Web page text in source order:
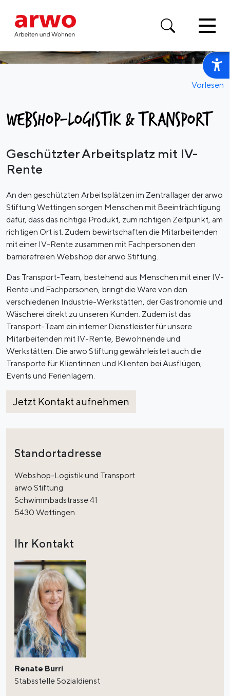
Vorlesen
WEBSHOP-LOGISTIK & TRANSPORT
Geschützter Arbeitsplatz mit IV-
Rente
An den geschützten Arbeitsplätzen im Zentrallager der arwo
Stiftung Wettingen sorgen Menschen mit Beeinträchtigung
dafür, dass das richtige Produkt, zum richtigen Zeitpunkt, am
richtigen Ort ist. Zudem bewirtschaften die Mitarbeitenden
mit einer IV-Rente zusammen mit Fachpersonen den
barrierefreien Webshop der arwo Stiftung.
Das Transport-Team, bestehend aus Menschen mit einer IV-
Rente und Fachpersonen, bringt die Ware von den
verschiedenen Industrie-Werkstätten, der Gastronomie und
Wäscherei direkt zu unseren Kunden. Zudem ist das
Transport-Team ein interner Dienstleister für unsere
Mitarbeitenden mit IV-Rente, Bewohnende und
Werkstätten. Die arwo Stiftung gewährleistet auch die
Transporte für Klientinnen und Klienten bei Ausflügen,
Events und Ferienlagern.
Jetzt Kontakt aufnehmen
Standortadresse
Webshop-Logistik und Transport
arwo Stiftung
Schwimmbadstrasse 41
5430 Wettingen
Ihr Kontakt
Renate Burri
Stabsstelle Sozialdienst